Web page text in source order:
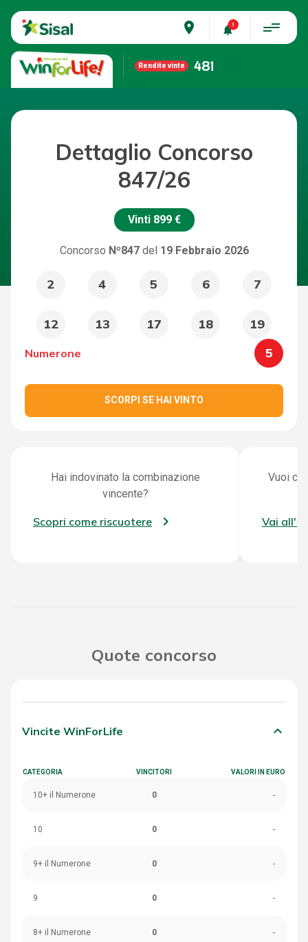
place
Rendite vinte 481
Dettaglio Concorso
847/26
Vinti 899 €
Concorso Nº847del 19 Febbraio 2026
2 4 5 6 7
12 13 17 18 19
Numerone 5
SCORPI SE HAI VINTO
Hai indovinato la combinazione
vincente?
Scopri come riscuotere
Vuoi
Vai
Quote concorso
Vincite WinForLife keyboard_arrow_down
CATEGORIA VINCITORI VALORI IN EURO
10+ il Numerone 0 -
10 0 -
9+ il Numerone 0 -
9 0 -
8+ il Numerone 0 -